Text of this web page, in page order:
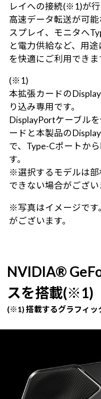
レイへの接続(※1)が行
高速データ転送が可
スプレイ、モニタへ
と電力供給など、用
を快適にご利用できま
(※1)
本拡張カードの
り込み専用です。
DisplayPortケーブル
ードと本製品の
で、Type-Cポートか
す。
※選択するモデルは部
できない場合がござい
※写真はイメージです
がございます。
NVIDIA®
スを搭載(※1)
(※1) 搭載するグラフィッ